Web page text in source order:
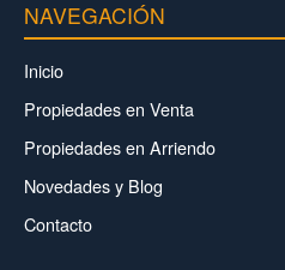
NAVEGACIÓN
Inicio
Propiedades en Venta
Propiedades en Arriendo
Novedades y Blog
Contacto